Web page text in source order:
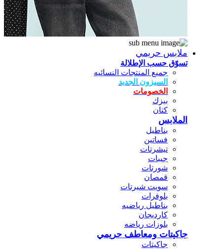
ملابس حريمي
تسوّق حسب الإطلالة
جميع المنتجات النسائيه
السيزون الجديد
الخصومات
بيزك
كتان
الملابس
بناطيل
فساتين
تيشرتات
جيبات
شورتات
قمصان
سويت شيرتات
بلوفرات
بناطيل رياضيه
كارديجان
بلوزات رياضه
جاكيتات ومعاطف حريمي
جاكيتات